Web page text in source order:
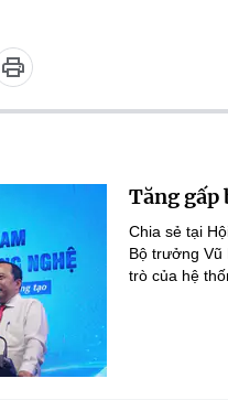
Tăng gấp
Chia sẻ tại
Bộ trưởng Vũ
trò của hệ